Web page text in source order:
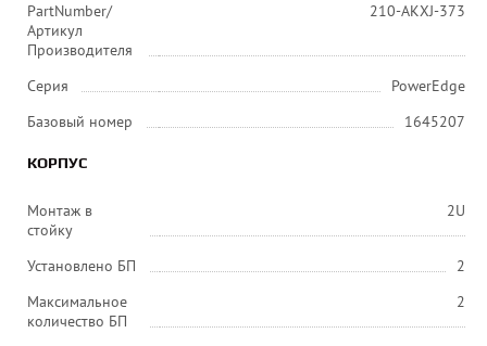
PartNumber/
Артикул
Производителя
210-AKXJ-373
Серия
PowerEdge
Базовый номер
1645207
КОРПУС
Монтаж в
стойку
2U
Установлено БП
2
Максимальное
количество БП
2